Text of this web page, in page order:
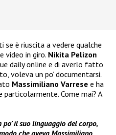
è riuscita a vedere qualche
video in giro. Nikita Pelizon
daily online e di averlo fatto
voleva un po’ documentarsi.
Massimiliano Varrese e ha
particolarmente. Come mai? A
il suo linguaggio del corpo,
che aveva Massimiliano